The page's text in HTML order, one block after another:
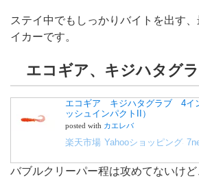
ステイ中でもしっかりバイトを出す
イカーです。
エコギア、キジハタグ
エコギア キジハタグラブ 4イ
ッシュインパクトII）
posted with カエレバ
楽天市場 Yahooショッピング
バブルクリーパー程は攻めてないけ